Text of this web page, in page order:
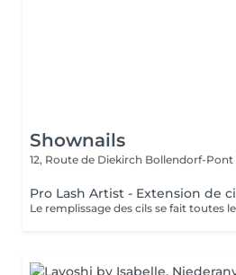
Shownails
12, Route de Diekirch Bollendorf-Pont
Pro Lash Artist - Extension de